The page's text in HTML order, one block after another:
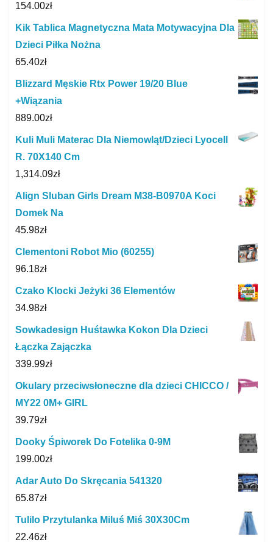
154.00zł
Kik Tablica Magnetyczna Mata Motywacyjna Dla
Dzieci Piłka Nożna
65.40zł
Blizzard Męskie Rtx Power 19/20 Blue
+Wiązania
889.00zł
Kuli Muli Materac Dla Niemowląt/Dzieci Lyocell
R. 70X140 Cm
1,314.09zł
Align Sluban Girls Dream M38-B0970A Koci
Domek Na
45.98zł
Clementoni Robot Mio (60255)
96.18zł
Czako Klocki Jeżyki 36 Elementów
34.98zł
Sowkadesign Huśtawka Kokon Dla Dzieci
Łączka Zajączka
339.99zł
Okulary przeciwsłoneczne dla dzieci CHICCO /
MY22 0M+ GIRL
39.79zł
Dooky Śpiworek Do Fotelika 0-9M
199.00zł
Adar Auto Do Skręcania 541320
65.87zł
Tulilo Przytulanka Miluś Miś 30X30Cm
22.46zł